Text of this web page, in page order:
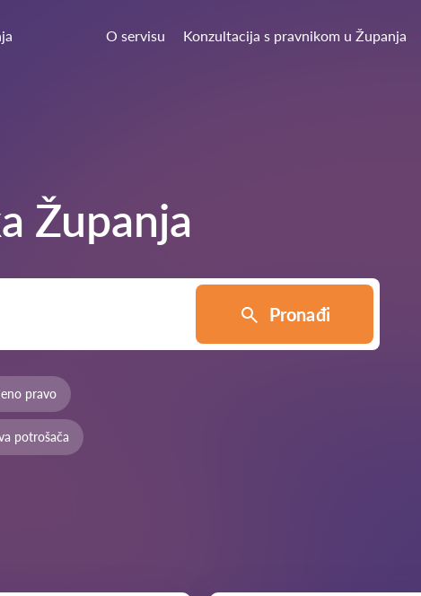
O servisu Konzultacija s pravnikom u Županja
Županja
Pronađi
pravo
potrošača